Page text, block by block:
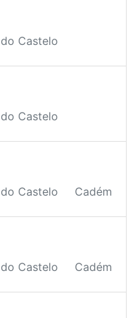
Castelo
Castelo
Castelo
Cadém
Castelo
Cadém